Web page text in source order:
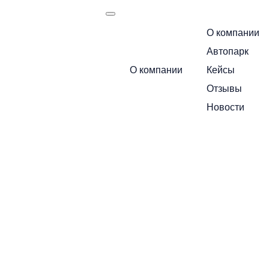
О компании
О компании
Автопарк
Кейсы
Отзывы
Новости
есть
Маршрут следования:
Москва — Санкт-